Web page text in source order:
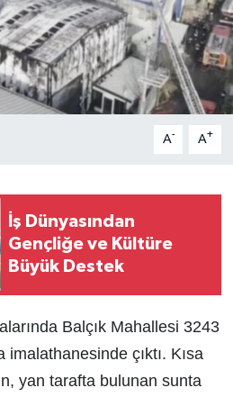
A- A+
İş Dünyasından
Gençliğe ve Kültüre
Büyük Destek
Balçık Mahallesi 3243
çıktı. Kısa
yan tarafta bulunan sunta